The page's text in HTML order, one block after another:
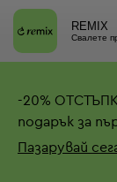
REMIX
Свалете
-20%
подарък за
Пазарувай